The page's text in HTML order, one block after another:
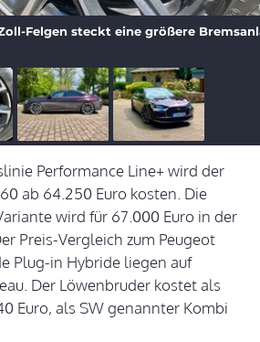
Felgen steckt eine größere
Performance Line+ wird der
ab 64.250 Euro kosten. Die
wird für 67.000 Euro in der
Preis-Vergleich zum Peugeot
Plug-in Hybride liegen auf
Der Löwenbruder kostet als
Euro, als SW genannter Kombi